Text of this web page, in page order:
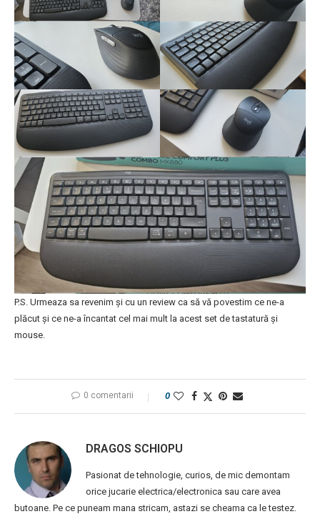
P.S. Urmeaza sa revenim și cu un review ca să vă povestim ce ne-a
plăcut și ce ne-a încantat cel mai mult la acest set de tastatură și
mouse.
0 comentarii 0
DRAGOS SCHIOPU
Pasionat de tehnologie, curios, de mic demontam
orice jucarie electrica/electronica sau care avea
butoane. Pe ce puneam mana stricam, astazi se cheama ca le testez.